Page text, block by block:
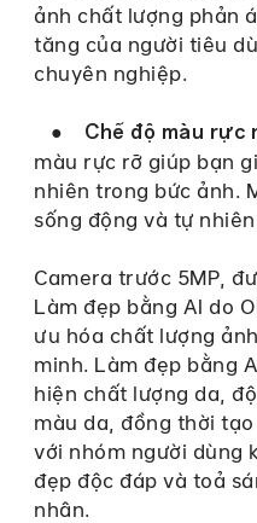
ảnh chất lượng phản
tăng của người tiêu
chuyên nghiệp.
● Chế độ màu rực
màu rực rỡ giúp bạn
nhiên trong bức ảnh.
sống động và tự
Camera trước 5MP,
Làm đẹp bằng AI do
ưu hóa chất lượng
minh. Làm đẹp bằng
hiện chất lượng da,
màu da, đồng thời
với nhóm người dùng
đẹp độc đáp và toả
nhân.